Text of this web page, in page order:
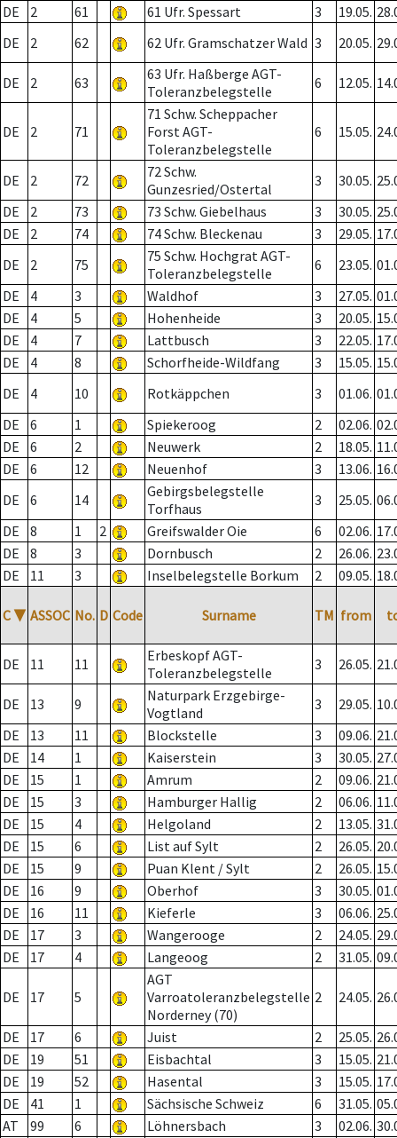
DE 2 61 61 Ufr. Spessart 3 19.05.
DE
2 62 62 Ufr. Gramschatzer Wald 3 20.05.
DE 2 63
63 Ufr. Haßberge AGT-
Toleranzbelegstelle
6 12.05.
DE 2 71
71 Schw. Scheppacher
Forst AGT-
Toleranzbelegstelle
6 15.05.
DE 2 72
72 Schw.
Gunzesried/Ostertal
3 30.05.
DE
2 73 73 Schw. Giebelhaus 3 30.05.
DE
2 74 74 Schw. Bleckenau 3 29.05.
DE
2 75
75 Schw. Hochgrat AGT-
Toleranzbelegstelle
6 23.05.
DE
4 3 Waldhof 3 27.05.
DE
4 5 Hohenheide 3 20.05.
DE
4 7 Lattbusch 3 22.05.
DE
4 8 Schorfheide-Wildfang 3 15.05.
DE
4 10 Rotkäppchen 3 01.06.
DE
6 1 Spiekeroog 2 02.06.
DE
6 2 Neuwerk 2 18.05.
DE
6 12 Neuenhof 3 13.06.
DE
6 14
Gebirgsbelegstelle
Torfhaus
3 25.05.
DE
8 1 2 Greifswalder Oie 6 02.06.
DE
8 3 Dornbusch 2 26.06.
DE
11 3 Inselbelegstelle Borkum 2 09.05.
C ▼ ASSOC No. D Code Surname TM from
DE 11 11
Erbeskopf AGT-
Toleranzbelegstelle
3 26.05.
DE 13 9
Naturpark Erzgebirge-
Vogtland
3 29.05.
DE
13 11 Blockstelle 3 09.06.
DE
14 1 Kaiserstein 3 30.05.
DE
15 1 Amrum 2 09.06.
DE
15 3 Hamburger Hallig 2 06.06.
DE
15 4 Helgoland 2 13.05.
DE
15 6 List auf Sylt 2 26.05.
DE
15 9 Puan Klent / Sylt 2 26.05.
DE
16 9 Oberhof 3 30.05.
DE
16 11 Kieferle 3 06.06.
DE
17 3 Wangerooge 2 24.05.
DE
17 4 Langeoog 2 31.05.
DE 17 5
AGT
Varroatoleranzbelegstelle
Norderney (70)
2 24.05.
DE 17 6 Juist 2 25.05.
DE
19 51 Eisbachtal 3 15.05.
DE
19 52 Hasental 3 15.05.
DE
41 1 Sächsische Schweiz 6 31.05.
AT
99 6 Löhnersbach 3 02.06.